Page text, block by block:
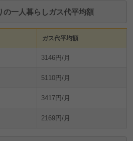
の一人暮らしガス代平均額
ガス代平均額
3146円/月
5110円/月
3417円/月
2169円/月